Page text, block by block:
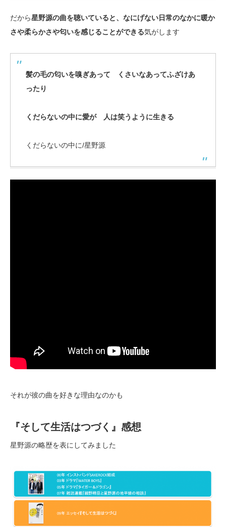
だから星野源の曲を聴いていると、なにげない日常のなかに暖か
さや柔らかさや匂いを感じることができる気がします
髪の毛の匂いを嗅ぎあって くさいなあってふざけあ
ったり
くだらないの中に愛が 人は笑うように生きる
くだらないの中に/星野源
それが彼の曲を好きな理由なのかも
『そして生活はつづく』感想
星野源の略歴を表にしてみました